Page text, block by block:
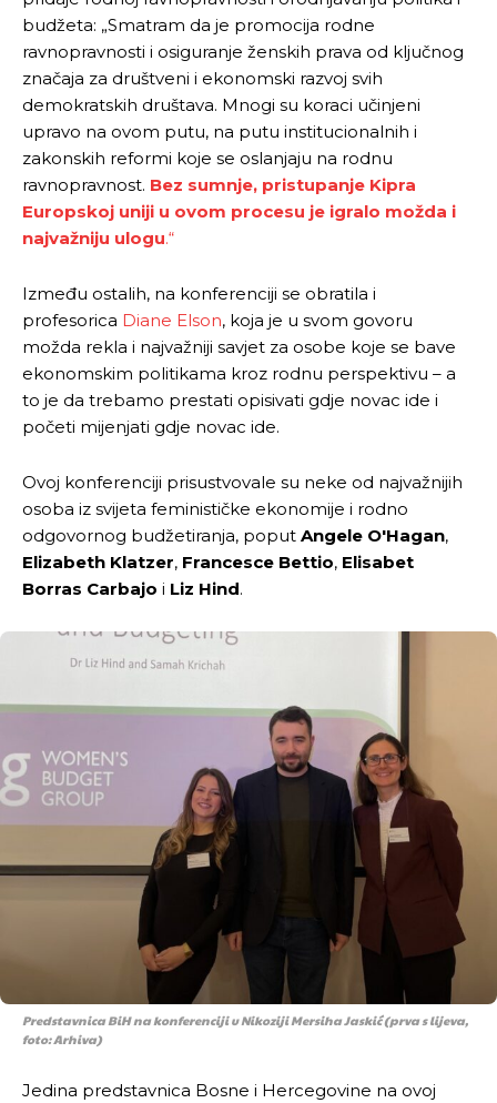
budžeta: „Smatram da je promocija rodne
ravnopravnosti i osiguranje ženskih prava od ključnog
značaja za društveni i ekonomski razvoj svih
demokratskih društava. Mnogi su koraci učinjeni
upravo na ovom putu, na putu institucionalnih i
zakonskih reformi koje se oslanjaju na rodnu
ravnopravnost. Bez sumnje, pristupanje Kipra
Europskoj uniji u ovom procesu je igralo možda i
najvažniju ulogu.“
Između ostalih, na konferenciji se obratila i
profesorica Diane Elson, koja je u svom govoru
možda rekla i najvažniji savjet za osobe koje se bave
ekonomskim politikama kroz rodnu perspektivu – a
to je da trebamo prestati opisivati gdje novac ide i
početi mijenjati gdje novac ide.
Ovoj konferenciji prisustvovale su neke od najvažnijih
osoba iz svijeta feminističke ekonomije i rodno
odgovornog budžetiranja, poput Angele O'Hagan,
Elizabeth Klatzer, Francesce Bettio, Elisabet
Borras Carbajo i Liz Hind.
Predstavnica BiH na konferenciji u Nikoziji Mersiha Jaskić (prva s lijeva,
foto: Arhiva)
Jedina predstavnica Bosne i Hercegovine na ovoj